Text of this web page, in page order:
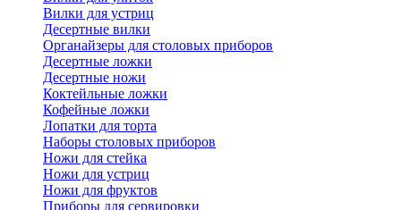
Вилки для устриц
Десертные вилки
Органайзеры для столовых приборов
Десертные ложки
Десертные ножи
Коктейльные ложки
Кофейные ложки
Лопатки для торта
Наборы столовых приборов
Ножи для стейка
Ножи для устриц
Ножи для фруктов
Приборы для сервировки